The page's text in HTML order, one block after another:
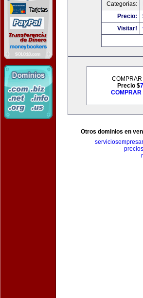
Categorias:
Precio:
Visitar!
Precio $
Otros dominios en